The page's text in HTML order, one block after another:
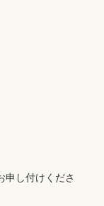
申し付けくださ